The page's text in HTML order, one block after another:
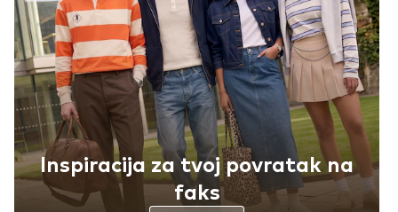
Inspiracija za tvoj povratak na
faks